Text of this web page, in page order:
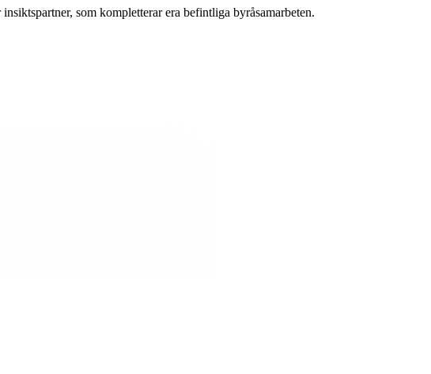
som kompletterar era befintliga byråsamarbeten.